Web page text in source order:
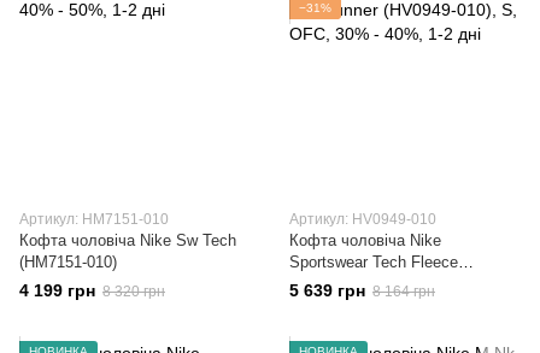
Артикул: HM7151-010
Кофта чоловіча Nike Sw Tech
(HM7151-010)
4 199 грн 8 320 грн
−31%
Артикул: HV0949-010
Кофта чоловіча Nike
Sportswear Tech Fleece
Windrunner (HV0949-010)
5 639 грн 8 164 грн